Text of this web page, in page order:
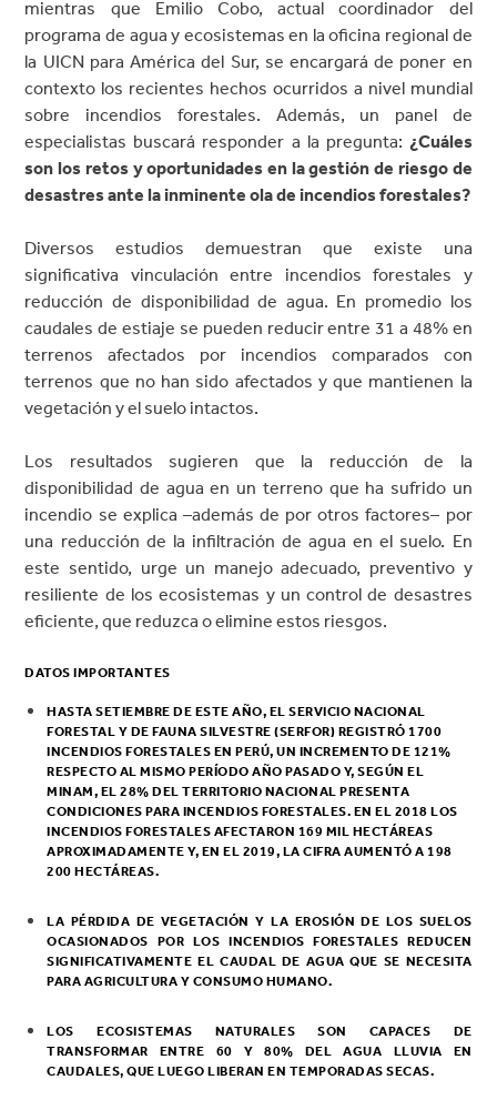
mientras que Emilio Cobo, actual coordinador del
programa de agua y ecosistemas en la oficina regional de
la UICN para América del Sur, se encargará de poner en
contexto los recientes hechos ocurridos a nivel mundial
sobre incendios forestales. Además, un panel de
especialistas buscará responder a la pregunta: ¿Cuáles
son los retos y oportunidades en la gestión de riesgo de
desastres ante la inminente ola de incendios forestales?
Diversos estudios demuestran que existe una
significativa vinculación entre incendios forestales y
reducción de disponibilidad de agua. En promedio los
caudales de estiaje se pueden reducir entre 31 a 48% en
terrenos afectados por incendios comparados con
terrenos que no han sido afectados y que mantienen la
vegetación y el suelo intactos.
Los resultados sugieren que la reducción de la
disponibilidad de agua en un terreno que ha sufrido un
incendio se explica –además de por otros factores– por
una reducción de la infiltración de agua en el suelo. En
este sentido, urge un manejo adecuado, preventivo y
resiliente de los ecosistemas y un control de desastres
eficiente, que reduzca o elimine estos riesgos.
DATOS IMPORTANTES
HASTA SETIEMBRE DE ESTE AÑO, EL SERVICIO NACIONAL
FORESTAL Y DE FAUNA SILVESTRE (SERFOR) REGISTRÓ 1700
INCENDIOS FORESTALES EN PERÚ, UN INCREMENTO DE 121%
RESPECTO AL MISMO PERÍODO AÑO PASADO Y, SEGÚN EL
MINAM, EL 28% DEL TERRITORIO NACIONAL PRESENTA
CONDICIONES PARA INCENDIOS FORESTALES. EN EL 2018 LOS
INCENDIOS FORESTALES AFECTARON 169 MIL HECTÁREAS
APROXIMADAMENTE Y, EN EL 2019, LA CIFRA AUMENTÓ A 198
200 HECTÁREAS.
LA PÉRDIDA DE VEGETACIÓN Y LA EROSIÓN DE LOS SUELOS
OCASIONADOS POR LOS INCENDIOS FORESTALES REDUCEN
SIGNIFICATIVAMENTE EL CAUDAL DE AGUA QUE SE NECESITA
PARA AGRICULTURA Y CONSUMO HUMANO.
LOS ECOSISTEMAS NATURALES SON CAPACES DE
TRANSFORMAR ENTRE 60 Y 80% DEL AGUA LLUVIA EN
CAUDALES, QUE LUEGO LIBERAN EN TEMPORADAS SECAS.